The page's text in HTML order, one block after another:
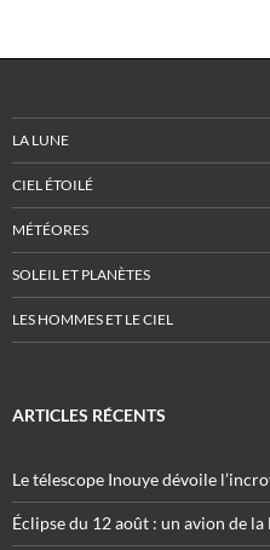
LA LUNE
CIEL ÉTOILÉ
MÉTÉORES
SOLEIL ET PLANÈTES
LES HOMMES ET LE CIEL
ARTICLES RÉCENTS
Le télescope Inouye dévoile
Éclipse du 12 août : un avion de la